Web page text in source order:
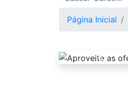
Página Inicial